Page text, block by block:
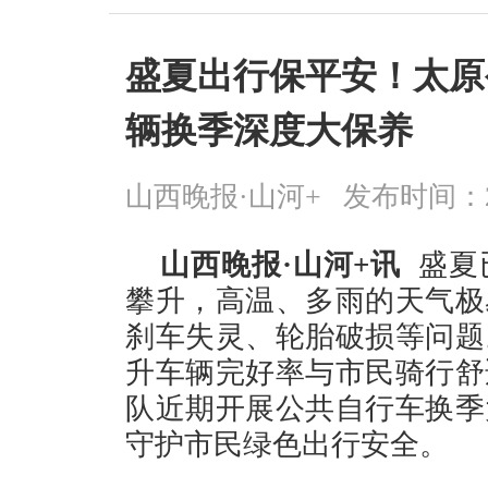
盛夏出行保平安！太
辆换季深度大保养
山西晚报·山河+ 发布时间：
山西晚报·山河+讯 盛夏
攀升，高温、多雨的天气
刹车失灵、轮胎破损等问
升车辆完好率与市民骑行
队近期开展公共自行车换
守护市民绿色出行安全。